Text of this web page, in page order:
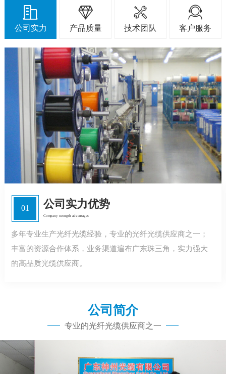

公司实力

产品质量

技术团队

客户服务
公司实力优势
Company strength advantages
01
多年专业生产光纤光缆经验，专业的光纤光缆供应商之一；
丰富的资源合作体系，业务渠道遍布广东珠三角，实力强大
的高品质光缆供应商。
公司简介
专业的光纤光缆供应商之一